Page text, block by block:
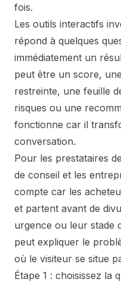
fois.
Les outils interactifs
répond à quelques
immédiatement un
peut être un score,
restreinte, une feuille
risques ou une
fonctionne car il
conversation.
Pour les prestataires
de conseil et les
compte car les
et partent avant de
urgence ou leur stade
peut expliquer le
où le visiteur se situe
Étape 1 : choisissez la